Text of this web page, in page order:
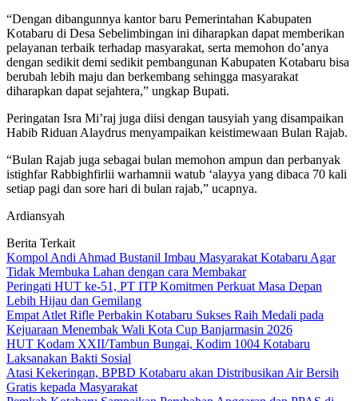
“Dengan dibangunnya kantor baru Pemerintahan Kabupaten
Kotabaru di Desa Sebelimbingan ini diharapkan dapat memberikan
pelayanan terbaik terhadap masyarakat, serta memohon do’anya
dengan sedikit demi sedikit pembangunan Kabupaten Kotabaru bisa
berubah lebih maju dan berkembang sehingga masyarakat
diharapkan dapat sejahtera,” ungkap Bupati.
Peringatan Isra Mi’raj juga diisi dengan tausyiah yang disampaikan
Habib Riduan Alaydrus menyampaikan keistimewaan Bulan Rajab.
“Bulan Rajab juga sebagai bulan memohon ampun dan perbanyak
istighfar Rabbighfirlii warhamnii watub ‘alayya yang dibaca 70 kali
setiap pagi dan sore hari di bulan rajab,” ucapnya.
Ardiansyah
Berita Terkait
Kompol Andi Ahmad Bustanil Imbau Masyarakat Kotabaru Agar
Tidak Membuka Lahan dengan cara Membakar
Peringati HUT ke-51, PT ITP Komitmen Perkuat Masa Depan
Lebih Hijau dan Gemilang
Empat Atlet Rifle Perbakin Kotabaru Sukses Raih Medali pada
Kejuaraan Menembak Wali Kota Cup Banjarmasin 2026
HUT Kodam XXII/Tambun Bungai, Kodim 1004 Kotabaru
Laksanakan Bakti Sosial
Atasi Kekeringan, BPBD Kotabaru akan Distribusikan Air Bersih
Gratis kepada Masyarakat